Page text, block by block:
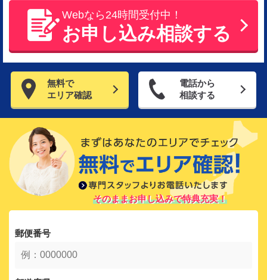
Webなら24時間受付中！
お申し込み相談する
無料で
エリア確認
電話から
相談する